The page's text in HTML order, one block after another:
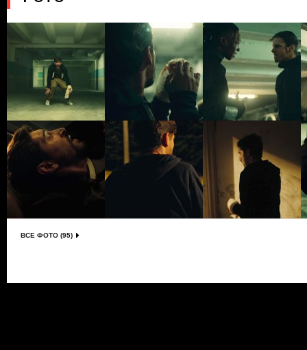
ВСЕ ФОТО (95)